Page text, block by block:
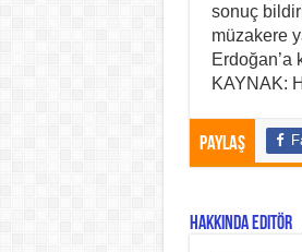
sonuç
müzakere
Erdoğan’a
KAYNAK:
Paylaş
Hakkında Editör